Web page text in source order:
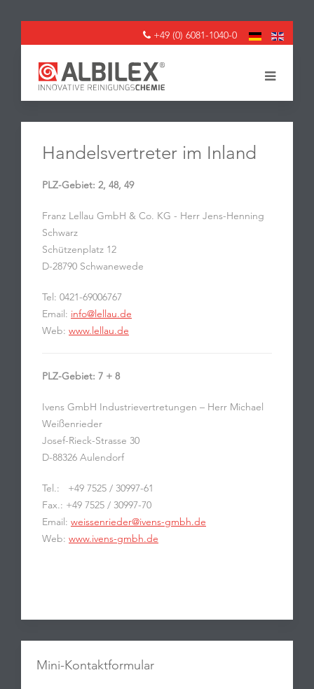
+49 (0) 6081-1040-0
Handelsvertreter im Inland
PLZ-Gebiet: 2, 48, 49
Franz Lellau GmbH & Co. KG - Herr Jens-Henning
Schwarz
Schützenplatz 12
D-28790 Schwanewede
Tel: 0421-69006767
Email: info@lellau.de
Web: www.lellau.de
PLZ-Gebiet: 7 + 8
Ivens GmbH Industrievertretungen – Herr Michael
Weißenrieder
Josef-Rieck-Strasse 30
D-88326 Aulendorf
Tel.: +49 7525 / 30997-61
Fax.: +49 7525 / 30997-70
Email: weissenrieder@ivens-gmbh.de
Web: www.ivens-gmbh.de
Mini-Kontaktformular